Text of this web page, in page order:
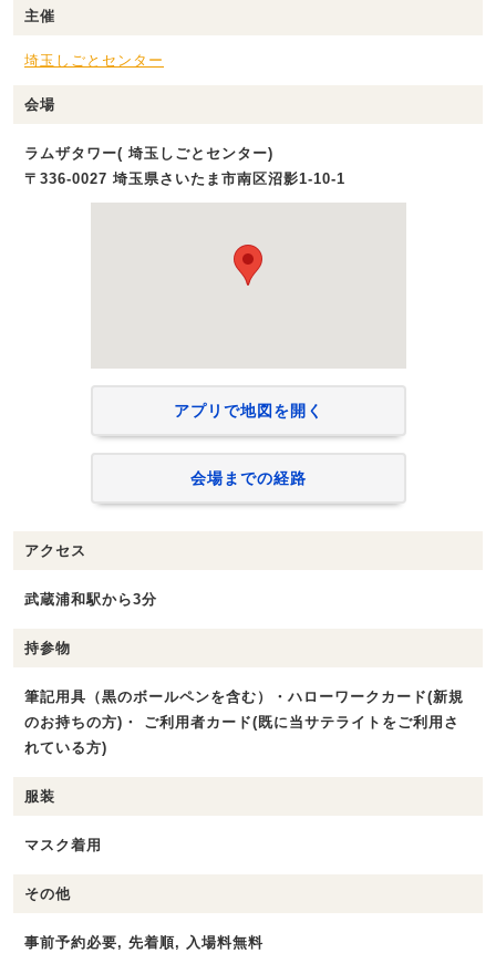
主催
埼玉しごとセンター
会場
ラムザタワー( 埼玉しごとセンター)
〒336-0027 埼玉県さいたま市南区沼影1‐10‐1
アプリで地図を開く
会場までの経路
アクセス
武蔵浦和駅から3分
持参物
筆記用具（黒のボールペンを含む）・ハローワークカード(新規
のお持ちの方)・ ご利用者カード(既に当サテライトをご利用さ
れている方)
服装
マスク着用
その他
事前予約必要, 先着順, 入場料無料